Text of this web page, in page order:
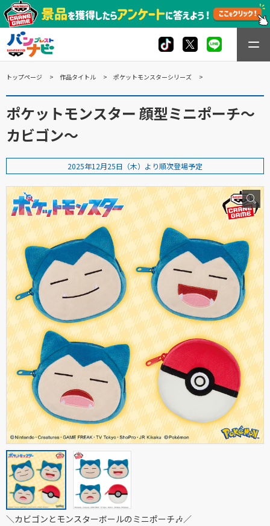
トップページ 作品タイトル ポケットモンスターシリーズ
ポケットモンスター 顔型ミニポーチ～
カビゴン～
2025年12月25日（木）より順次登場予定
＼カビゴンとモンスターボールのミニポーチ🎶／